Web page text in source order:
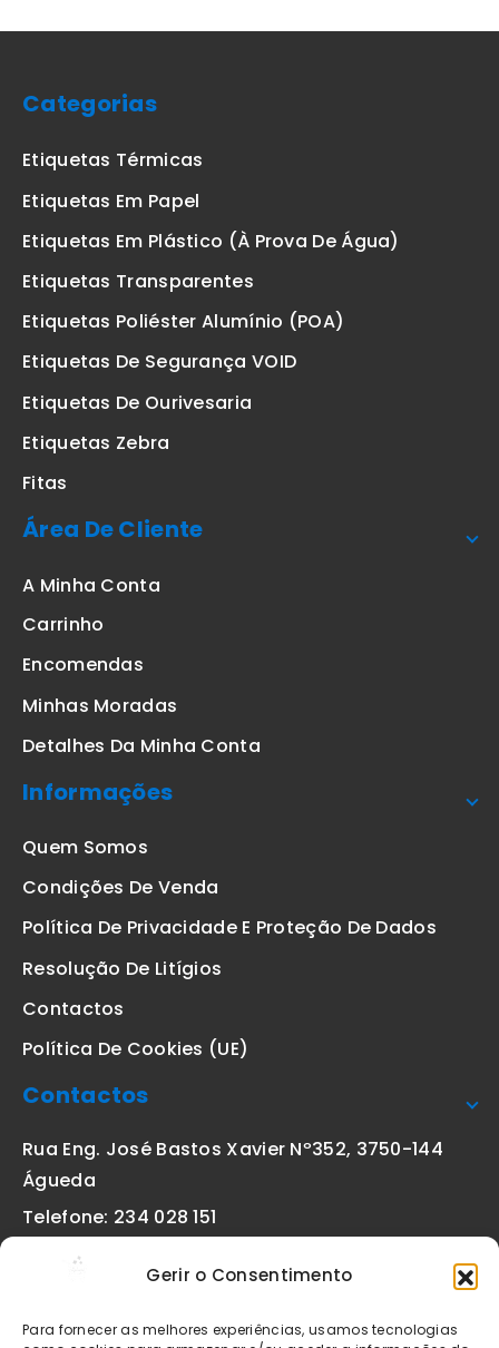
Gerir o Consentimento
Para fornecer as melhores experiências, usamos tecnologias
Categorias
Etiquetas Térmicas
Etiquetas Em Papel
Etiquetas Em Plástico (à Prova De Água)
Etiquetas Transparentes
Etiquetas Poliéster Alumínio (POA)
Etiquetas De Segurança VOID
Etiquetas De Ourivesaria
Etiquetas Zebra
Fitas
Área De Cliente
A Minha Conta
Carrinho
Encomendas
Minhas Moradas
Detalhes Da Minha Conta
Informações
Quem Somos
Condições De Venda
Política De Privacidade E Proteção De Dados
Resolução De Litígios
Contactos
Política De Cookies (UE)
Contactos
Rua Eng. José Bastos Xavier Nº352, 3750-144
Águeda
Telefone: 234 028 151
geral@etiquetas-online.pt